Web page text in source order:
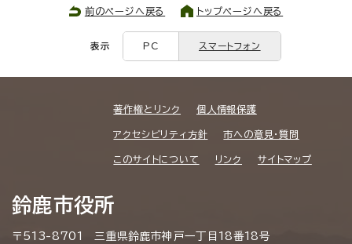
前のページへ戻る トップページへ戻る
表示 PC スマートフォン
著作権とリンク 個人情報保護
アクセシビリティ方針 市への意見・質問
このサイトについて リンク サイトマップ
鈴鹿市役所
〒513-8701 三重県鈴鹿市神戸一丁目18番18号